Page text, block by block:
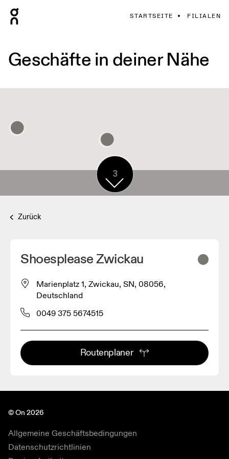
STARTSEITE FILIALEN
Geschäfte in deiner Nähe
3
Zurück
Shoesplease Zwickau
Marienplatz 1, Zwickau, SN, 08056,
Deutschland
0049 375 5674515
Routenplaner
© On 2026
Allgemeine Geschäftsbedingungen
Datenschutzrichtlinien